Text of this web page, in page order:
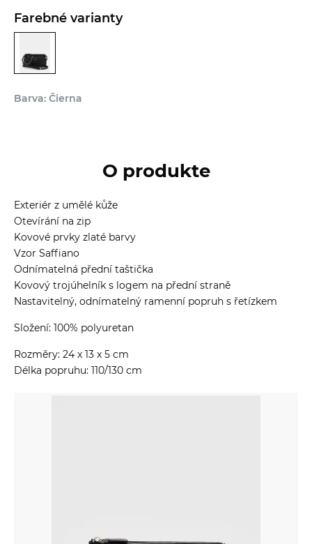
Farebné varianty
Barva: Čierna
O produkte
Exteriér z umělé kůže
Otevírání na zip
Kovové prvky zlaté barvy
Vzor Saffiano
Odnímatelná přední taštička
Kovový trojúhelník s logem na přední straně
Nastavitelný, odnímatelný ramenní popruh s řetízkem
Složení: 100% polyuretan
Rozměry: 24 x 13 x 5 cm
Délka popruhu: 110/130 cm